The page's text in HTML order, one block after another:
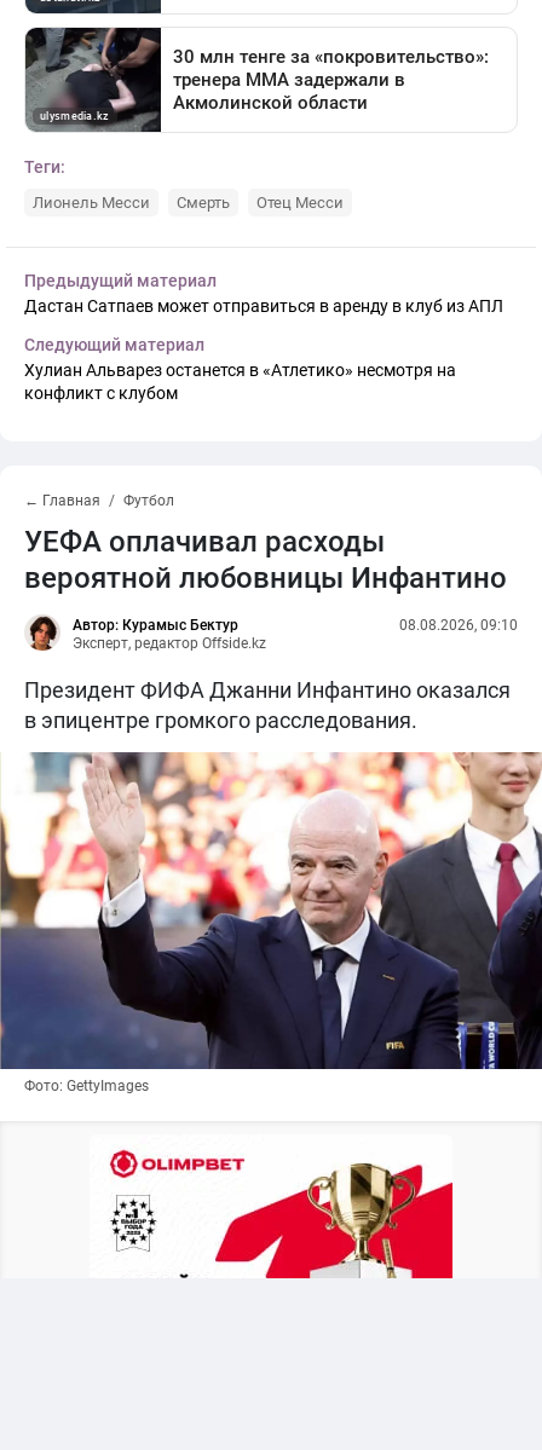
Теги:
Лионель Месси Смерть Отец Месси
Предыдущий материал
Дастан Сатпаев может отправиться в аренду в клуб из АПЛ
Следующий материал
Хулиан Альварез останется в «Атлетико» несмотря на
конфликт с клубом
← Главная Футбол
УЕФА оплачивал расходы
вероятной любовницы Инфантино
Автор: Курамыс Бектур
Эксперт, редактор Offside.kz
08.08.2026, 09:10
Президент ФИФА Джанни Инфантино оказался
в эпицентре громкого расследования.
Фото: GettyImages